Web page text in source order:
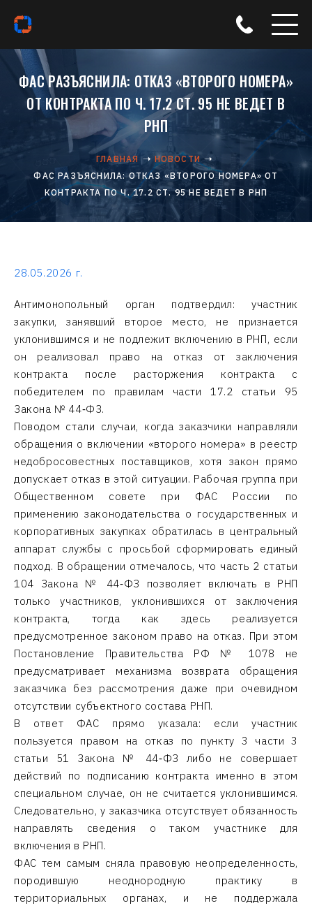
ФАС РАЗЪЯСНИЛА: ОТКАЗ «ВТОРОГО НОМЕРА»
ОТ КОНТРАКТА ПО Ч. 17.2 СТ. 95 НЕ ВЕДЕТ В
РНП
ГЛАВНАЯ
НОВОСТИ
ФАС РАЗЪЯСНИЛА: ОТКАЗ «ВТОРОГО НОМЕРА» ОТ
КОНТРАКТА ПО Ч. 17.2 СТ. 95 НЕ ВЕДЕТ В РНП
28.05.2026 г.
Антимонопольный орган подтвердил: участник
закупки, занявший второе место, не признается
уклонившимся и не подлежит включению в РНП, если
он реализовал право на отказ от заключения
контракта после расторжения контракта с
победителем по правилам части 17.2 статьи 95
Закона № 44‑ФЗ.
Поводом стали случаи, когда заказчики направляли
обращения о включении «второго номера» в реестр
недобросовестных поставщиков, хотя закон прямо
допускает отказ в этой ситуации. Рабочая группа при
Общественном совете при ФАС России по
применению законодательства о государственных и
корпоративных закупках обратилась в центральный
аппарат службы с просьбой сформировать единый
подход. В обращении отмечалось, что часть 2 статьи
104 Закона № 44‑ФЗ позволяет включать в РНП
только участников, уклонившихся от заключения
контракта, тогда как здесь реализуется
предусмотренное законом право на отказ. При этом
Постановление Правительства РФ № 1078 не
предусматривает механизма возврата обращения
заказчика без рассмотрения даже при очевидном
отсутствии субъектного состава РНП.
В ответ ФАС прямо указала: если участник
пользуется правом на отказ по пункту 3 части 3
статьи 51 Закона № 44‑ФЗ либо не совершает
действий по подписанию контракта именно в этом
специальном случае, он не считается уклонившимся.
Следовательно, у заказчика отсутствует обязанность
направлять сведения о таком участнике для
включения в РНП.
ФАС тем самым сняла правовую неопределенность,
породившую неоднородную практику в
территориальных органах, и не поддержала